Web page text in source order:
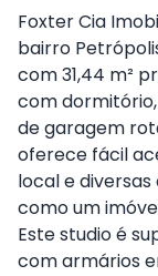
Foxter Cia
bairro
com 31,44 m²
com
de garagem
oferece fácil
local e
como um
Este studio é
com armários